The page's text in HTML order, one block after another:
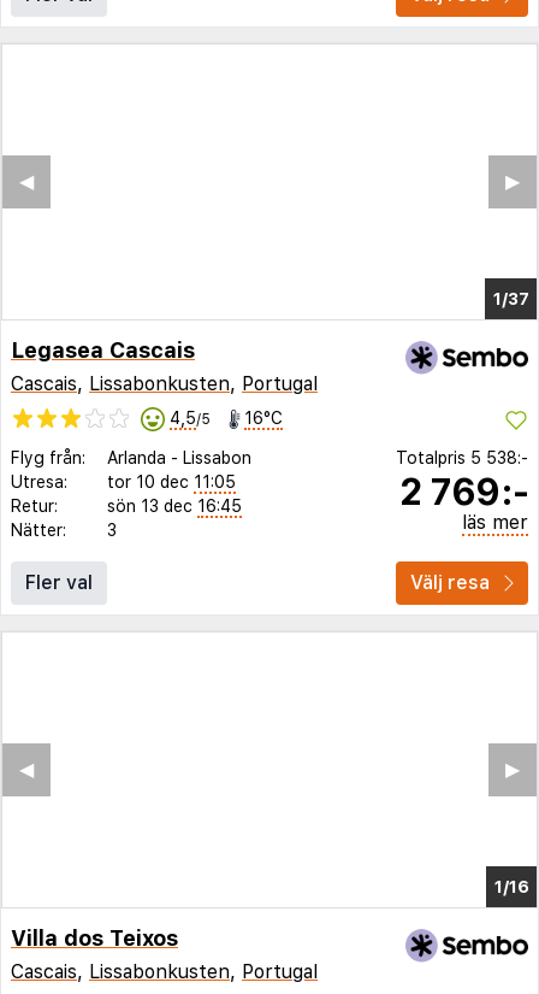
1/29
▶︎
◀︎
Legasea Cascais
Cascais, Lissabonkusten, Portugal
4,5/5 16°C
Flyg från: Arlanda - Lissabon
Utresa:
tor 10 dec 11:05
Retur:
sön 13 dec 16:45
Nätter:
3
Totalpris 5 538:-
2 769:-
läs mer
Fler val Välj resa
1/10
▶︎
◀︎
Villa dos Teixos
Cascais, Lissabonkusten, Portugal